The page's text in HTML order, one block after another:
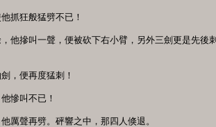
抓狂般猛劈不已！
摻叫一聲，便被砍下右小臂，另外三劍更是先後
，便再度猛刺！
慘叫不已！
聲再劈。砰響之中，那四人倏退。